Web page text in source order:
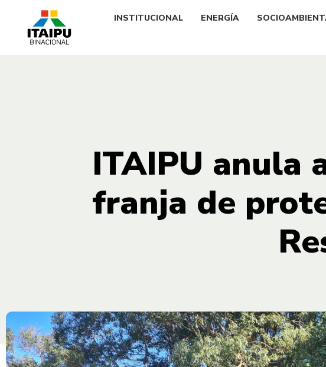
INSTITUCIONAL ENERGÍA
ITAIPU anula
franja de